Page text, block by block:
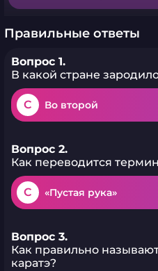
Правильные ответы
Вопрос 1.
В какой стране
C Во второй
Вопрос 2.
Как переводится термин
C «Пустая рука»
Вопрос 3.
Как правильно
каратэ?